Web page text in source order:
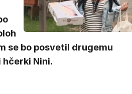
se bo posvetil drugemu
hčerki Nini.